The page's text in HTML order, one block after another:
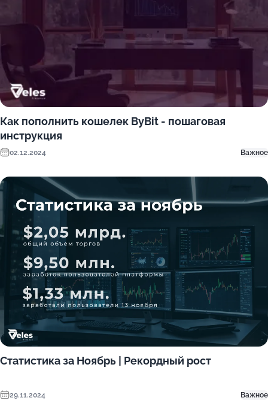
Как пополнить кошелек ByBit - пошаговая
инструкция
02.12.2024 Важное
Статистика за Ноябрь | Рекордный рост
29.11.2024 Важное